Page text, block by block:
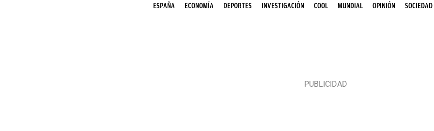
ESPAÑA ECONOMÍA DEPORTES INVESTIGACIÓN COOL MUNDIAL OPINIÓN SOCIEDAD